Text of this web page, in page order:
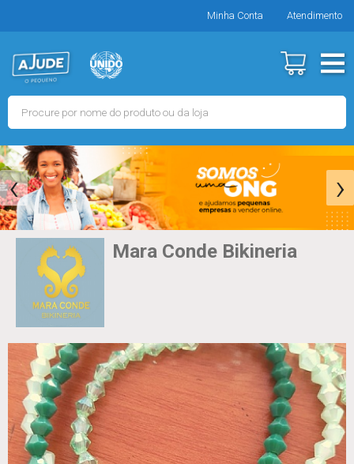
Minha Conta Atendimento
‹ ›
Mara Conde Bikineria